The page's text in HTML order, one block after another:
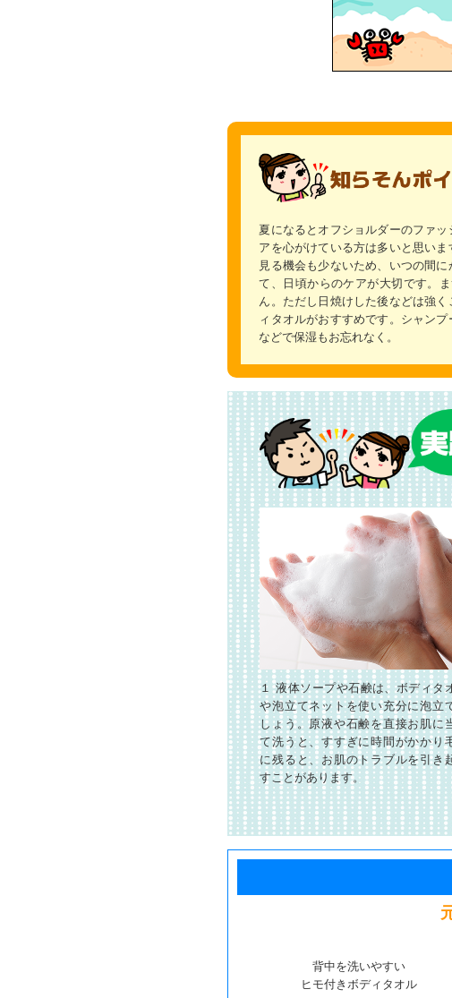
夏になるとオフショルダーのファ
アを心がけている方は多いと思い
見る機会も少ないため、いつの間
て、日頃からのケアが大切です。
ん。ただし日焼けした後などは強
ィタオルがおすすめです。シャン
などで保湿もお忘れなく。
１ 液体ソープや石鹸は、ボディタ
や泡立てネットを使い充分に泡立
しょう。原液や石鹸を直接お肌に
て洗うと、すすぎに時間がかかり
に残ると、お肌のトラブルを引き
すことがあります。
背中を洗いやすい
ヒモ付きボディタオル